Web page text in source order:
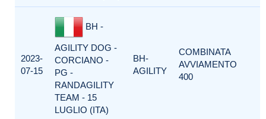
2023-
07-15
BH -
AGILITY DOG -
CORCIANO -
PG -
RANDAGILITY
TEAM - 15
LUGLIO (ITA)
BH-
AGILITY
COMBINATA
AVVIAMENTO
400